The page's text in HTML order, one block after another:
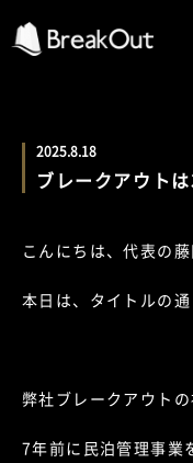
2025.8.18
ブレークアウト
こんにちは、代表の藤
本日は、タイトルの通
弊社ブレークアウト
7年前に民泊管理事業